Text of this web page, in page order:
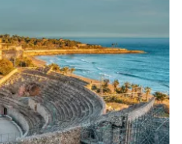
le courrier